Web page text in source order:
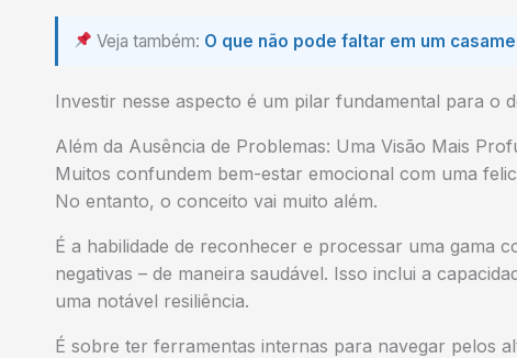
Veja também: O que não pode faltar em um
Investir nesse aspecto é um pilar fundamental para o
Além da Ausência de Problemas: Uma Visão Mais
Muitos confundem bem-estar emocional com uma
No entanto, o conceito vai muito além.
É a habilidade de reconhecer e processar uma gama
negativas – de maneira saudável. Isso inclui a
uma notável resiliência.
É sobre ter ferramentas internas para navegar pelos